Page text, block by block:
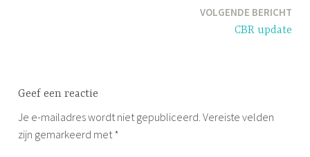
VOLGENDE BERICHT
CBR update
Geef een reactie
Je e-mailadres wordt niet gepubliceerd. Vereiste velden
zijn gemarkeerd met*